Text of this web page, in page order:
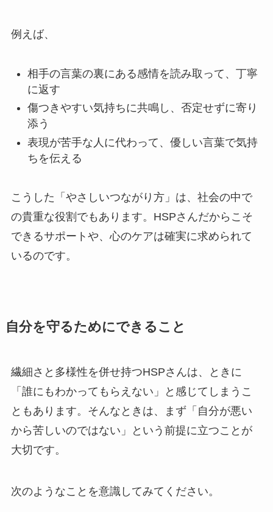
例えば、
相手の言葉の裏にある感情を読み取って、丁寧
に返す
傷つきやすい気持ちに共鳴し、否定せずに寄り
添う
表現が苦手な人に代わって、優しい言葉で気持
ちを伝える
こうした「やさしいつながり方」は、社会の中で
の貴重な役割でもあります。HSPさんだからこそ
できるサポートや、心のケアは確実に求められて
いるのです。
自分を守るためにできること
繊細さと多様性を併せ持つHSPさんは、ときに
「誰にもわかってもらえない」と感じてしまうこ
ともあります。そんなときは、まず「自分が悪い
から苦しいのではない」という前提に立つことが
大切です。
次のようなことを意識してみてください。